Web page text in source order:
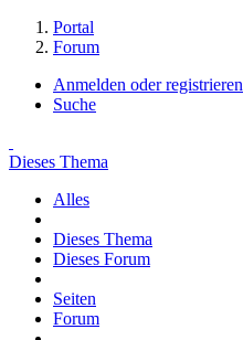
Portal
Forum
Anmelden oder registrieren
Suche
Dieses Thema
Alles
Dieses Thema
Dieses Forum
Seiten
Forum